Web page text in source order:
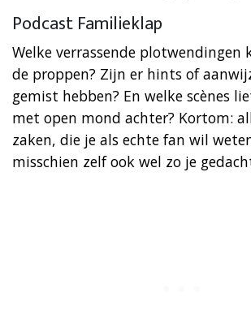
Podcast Familieklap
Welke verrassende plotwendingen
de proppen? Zijn er hints of
gemist hebben? En welke scènes
met open mond achter? Kortom:
zaken, die je als echte fan wil
misschien zelf ook wel zo je